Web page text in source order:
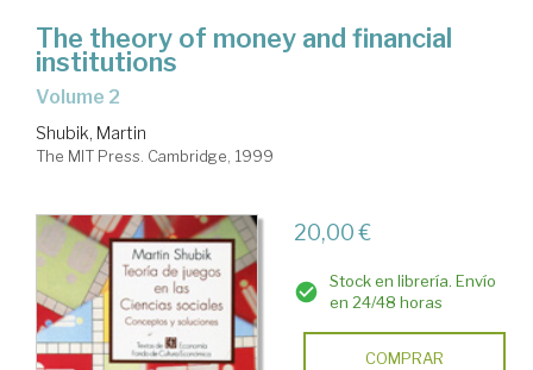
The theory of money and financial
institutions
Volume 2
Shubik, Martin
The MIT Press. Cambridge, 1999
20,00 €
Stock en librería. Envío
en 24/48 horas
COMPRAR